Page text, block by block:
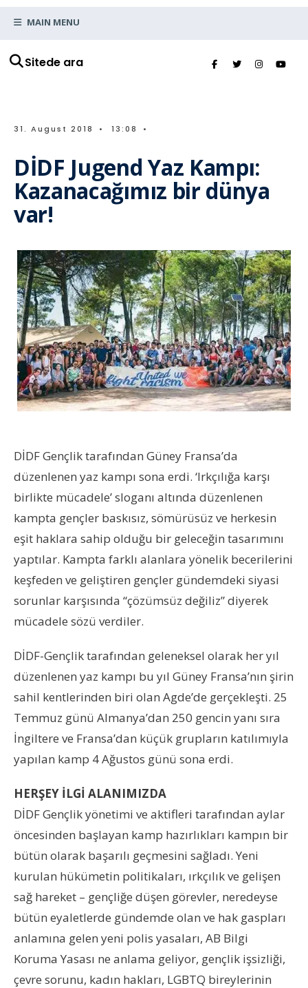
Sitede ara
MAIN MENU
31. August 2018 • 13:08 •
DİDF Jugend Yaz Kampı:
Kazanacağımız bir dünya
var!
DİDF Gençlik tarafından Güney Fransa’da
düzenlenen yaz kampı sona erdi. ‘Irkçılığa karşı
birlikte mücadele’ sloganı altında düzenlenen
kampta gençler baskısız, sömürüsüz ve herkesin
eşit haklara sahip olduğu bir geleceğin tasarımını
yaptılar. Kampta farklı alanlara yönelik becerilerini
keşfeden ve geliştiren gençler gündemdeki siyasi
sorunlar karşısında “çözümsüz değiliz” diyerek
mücadele sözü verdiler.
DİDF-Gençlik tarafından geleneksel olarak her yıl
düzenlenen yaz kampı bu yıl Güney Fransa’nın şirin
sahil kentlerinden biri olan Agde’de gerçekleşti. 25
Temmuz günü Almanya’dan 250 gencin yanı sıra
İngiltere ve Fransa’dan küçük grupların katılımıyla
yapılan kamp 4 Ağustos günü sona erdi.
HERŞEY İLGİ ALANIMIZDA
DİDF Gençlik yönetimi ve aktifleri tarafından aylar
öncesinden başlayan kamp hazırlıkları kampın bir
bütün olarak başarılı geçmesini sağladı. Yeni
kurulan hükümetin politikaları, ırkçılık ve gelişen
sağ hareket – gençliğe düşen görevler, neredeyse
bütün eyaletlerde gündemde olan ve hak gaspları
anlamına gelen yeni polis yasaları, AB Bilgi
Koruma Yasası ne anlama geliyor, gençlik işsizliği,
çevre sorunu, kadın hakları, LGBTQ bireylerinin